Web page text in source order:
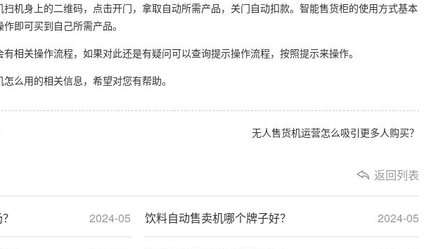
身上的二维码，点击开门，拿取自动所需产品，关门自动扣款。智能售货柜的使用方式基本
即可买到自己所需产品。
关操作流程，如果对此还是有疑问可以查询提示操作流程，按照提示来操作。
用的相关信息，希望对您有帮助。
无人售货机运营怎么吸引更多人购买？
返回列表
2024-05 2024-05
饮料自动售卖机哪个牌子好？